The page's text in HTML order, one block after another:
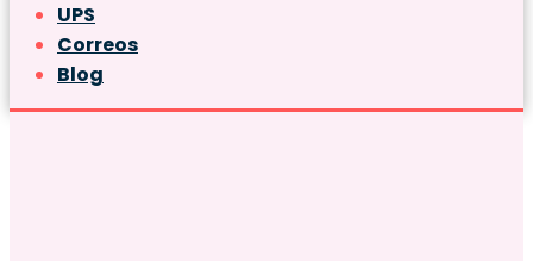
UPS
Correos
Blog